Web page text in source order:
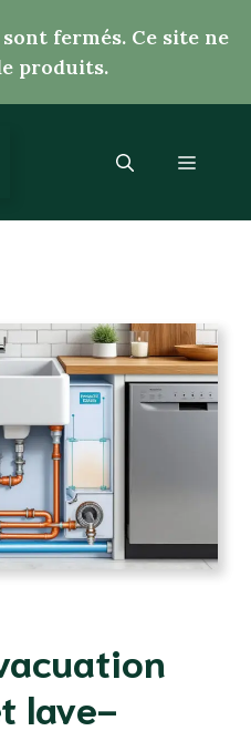
fermés. Ce site ne
produits.
Menu
lave-